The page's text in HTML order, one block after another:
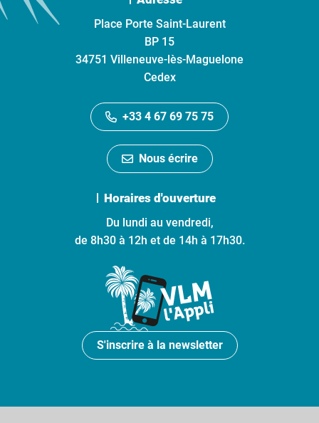
Place Porte Saint-Laurent
BP 15
34751 Villeneuve-lès-Maguelone
Cedex
+33 4 67 69 75 75
Nous écrire
Horaires d'ouverture
Du lundi au vendredi,
de 8h30 à 12h et de 14h à 17h30.
S'inscrire à la newsletter